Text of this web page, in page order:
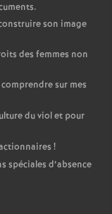
son image
des femmes non
sur mes
du viol et pour
!
spéciales d’absence